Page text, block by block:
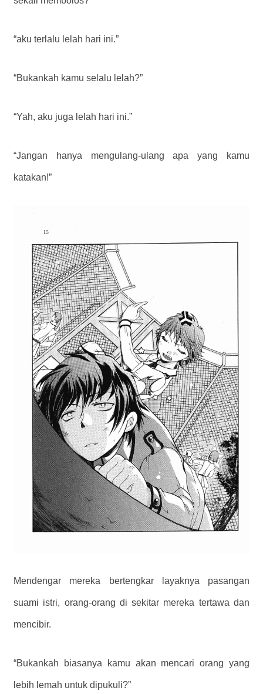
“aku terlalu lelah hari ini.”
“Bukankah kamu selalu lelah?”
“Yah, aku juga lelah hari ini.”
“Jangan hanya mengulang-ulang apa yang kamu
katakan!”
Mendengar mereka bertengkar layaknya pasangan
suami istri, orang-orang di sekitar mereka tertawa dan
mencibir.
“Bukankah biasanya kamu akan mencari orang yang
lebih lemah untuk dipukuli?”